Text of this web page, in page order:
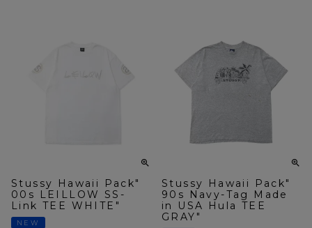
Stussy Hawaii Pack"
00s LEILLOW SS-
Link TEE WHITE"
NEW
Stussy Hawaii Pack"
90s Navy-Tag Made
in USA Hula TEE
GRAY"